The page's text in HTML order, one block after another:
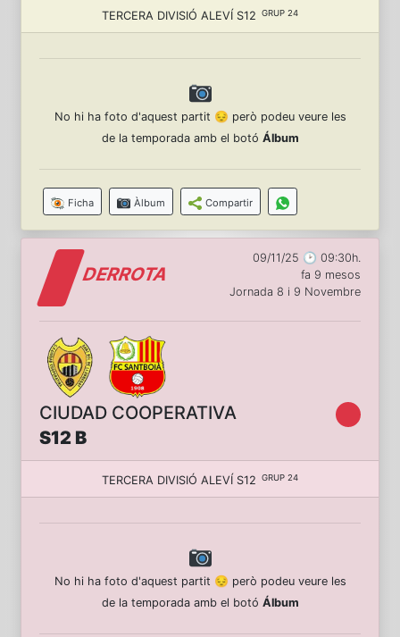
TERCERA DIVISIÓ ALEVÍ S12 GRUP 24
No hi ha foto d'aquest partit 😔 però podeu veure les
de la temporada amb el botó Álbum
Ficha Àlbum Compartir
DERROTA
09/11/25 🕑 09:30h.
fa 9 mesos
Jornada 8 i 9 Novembre
CIUDAD COOPERATIVA
S12 B
TERCERA DIVISIÓ ALEVÍ S12 GRUP 24
No hi ha foto d'aquest partit 😔 però podeu veure les
de la temporada amb el botó Álbum